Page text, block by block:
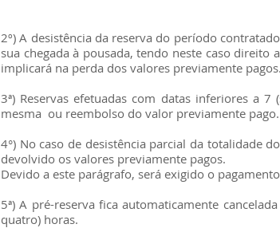
2º) A desistência da reserva do período
sua chegada à pousada, tendo neste caso
implicará na perda dos valores previamente pagos.
3ª) Reservas efetuadas com datas inferiores a
mesma ou reembolso do valor previamente pago.
4°) No caso de desistência parcial da totalidade
devolvido os valores previamente pagos.
Devido a este parágrafo, será exigido o
5ª) A pré-reserva fica automaticamente
quatro) horas.